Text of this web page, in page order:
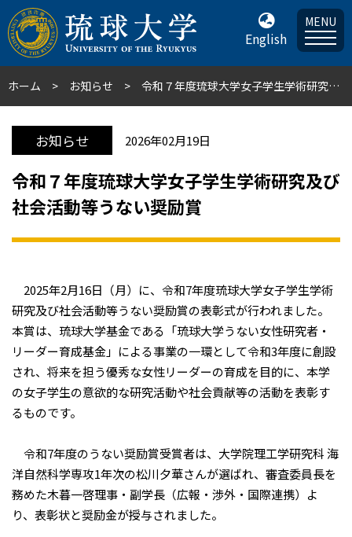
English
MENU
ホーム お知らせ 令和７年度琉球大学女子学生学術研究及び社会活動等うない奨励賞
お知らせ 2026年02月19日
令和７年度琉球大学女子学生学術研究及び
社会活動等うない奨励賞
2025年2月16日（月）に、令和7年度琉球大学女子学生学術
研究及び社会活動等うない奨励賞の表彰式が行われました。
本賞は、琉球大学基金である「琉球大学うない女性研究者・
リーダー育成基金」による事業の一環として令和3年度に創設
され、将来を担う優秀な女性リーダーの育成を目的に、本学
の女子学生の意欲的な研究活動や社会貢献等の活動を表彰す
るものです。
令和7年度のうない奨励賞受賞者は、大学院理工学研究科 海
洋自然科学専攻1年次の松川夕華さんが選ばれ、審査委員長を
務めた木暮一啓理事・副学長（広報・渉外・国際連携）よ
り、表彰状と奨励金が授与されました。